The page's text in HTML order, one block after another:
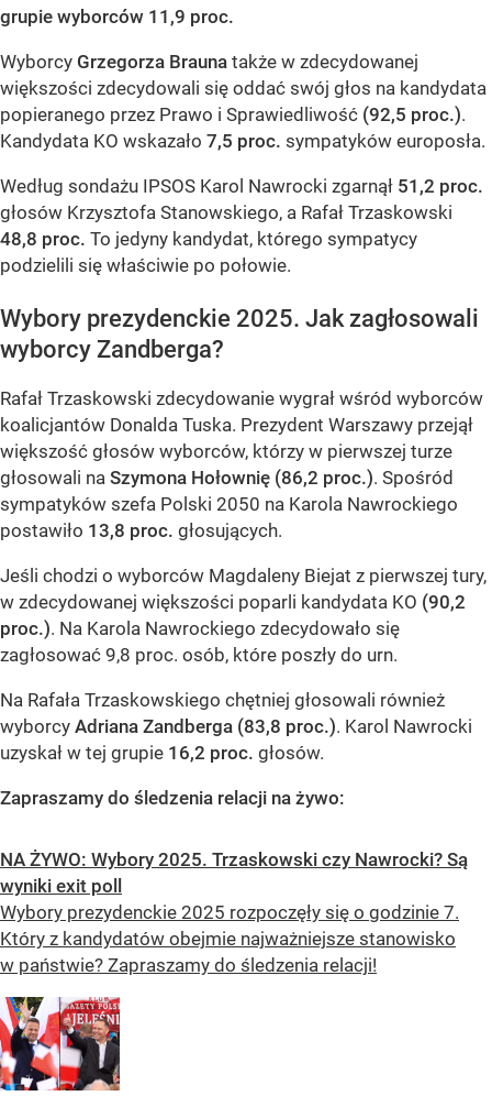
grupie wyborców 11,9 proc.
Wyborcy Grzegorza Brauna także w zdecydowanej
większości zdecydowali się oddać swój głos na kandydata
popieranego przez Prawo i Sprawiedliwość (92,5 proc.).
Kandydata KO wskazało 7,5 proc. sympatyków europosła.
Według sondażu IPSOS Karol Nawrocki zgarnął 51,2 proc.
głosów Krzysztofa Stanowskiego, a Rafał Trzaskowski
48,8 proc. To jedyny kandydat, którego sympatycy
podzielili się właściwie po połowie.
Wybory prezydenckie 2025. Jak zagłosowali
wyborcy Zandberga?
Rafał Trzaskowski zdecydowanie wygrał wśród wyborców
koalicjantów Donalda Tuska. Prezydent Warszawy przejął
większość głosów wyborców, którzy w pierwszej turze
głosowali na Szymona Hołownię (86,2 proc.). Spośród
sympatyków szefa Polski 2050 na Karola Nawrockiego
postawiło 13,8 proc. głosujących.
Jeśli chodzi o wyborców Magdaleny Biejat z pierwszej tury,
w zdecydowanej większości poparli kandydata KO (90,2
proc.). Na Karola Nawrockiego zdecydowało się
zagłosować 9,8 proc. osób, które poszły do urn.
Na Rafała Trzaskowskiego chętniej głosowali również
wyborcy Adriana Zandberga (83,8 proc.). Karol Nawrocki
uzyskał w tej grupie 16,2 proc. głosów.
Zapraszamy do śledzenia relacji na żywo:
NA ŻYWO: Wybory 2025. Trzaskowski czy Nawrocki? Są
wyniki exit poll
Wybory prezydenckie 2025 rozpoczęły się o godzinie 7.
Który z kandydatów obejmie najważniejsze stanowisko
w państwie? Zapraszamy do śledzenia relacji!